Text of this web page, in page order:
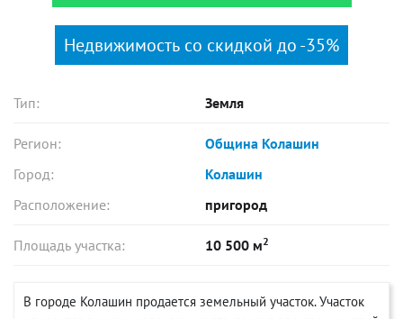
Недвижимость со скидкой до -35%
Тип: Земля
Регион:
Община Колашин
Город:
Колашин
Расположение:
пригород
Площадь участка: 10 500 м2
В городе Колашин продается земельный участок. Участок